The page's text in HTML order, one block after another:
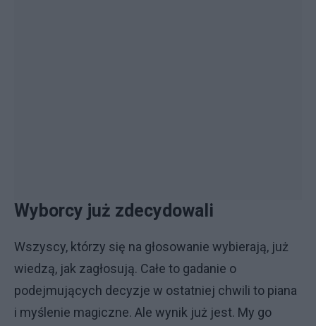
Wyborcy już zdecydowali
Wszyscy, którzy się na głosowanie wybierają, już
wiedzą, jak zagłosują. Całe to gadanie o
podejmujących decyzje w ostatniej chwili to piana
i myślenie magiczne. Ale wynik już jest. My go